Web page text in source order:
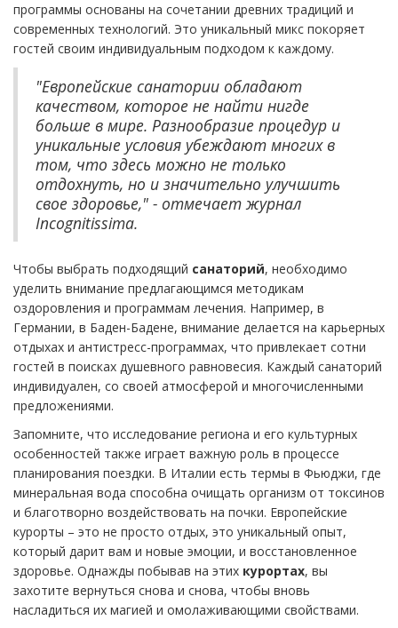
программы основаны на сочетании древних традиций и
современных технологий. Это уникальный микс покоряет
гостей своим индивидуальным подходом к каждому.
"Европейские санатории обладают
качеством, которое не найти нигде
больше в мире. Разнообразие процедур и
уникальные условия убеждают многих в
том, что здесь можно не только
отдохнуть, но и значительно улучшить
свое здоровье," - отмечает журнал
Incognitissima.
Чтобы выбрать подходящий санаторий, необходимо
уделить внимание предлагающимся методикам
оздоровления и программам лечения. Например, в
Германии, в Баден-Бадене, внимание делается на карьерных
отдыхах и антистресс-программах, что привлекает сотни
гостей в поисках душевного равновесия. Каждый санаторий
индивидуален, со своей атмосферой и многочисленными
предложениями.
Запомните, что исследование региона и его культурных
особенностей также играет важную роль в процессе
планирования поездки. В Италии есть термы в Фьюджи, где
минеральная вода способна очищать организм от токсинов
и благотворно воздействовать на почки. Европейские
курорты – это не просто отдых, это уникальный опыт,
который дарит вам и новые эмоции, и восстановленное
здоровье. Однажды побывав на этих курортах, вы
захотите вернуться снова и снова, чтобы вновь
насладиться их магией и омолаживающими свойствами.